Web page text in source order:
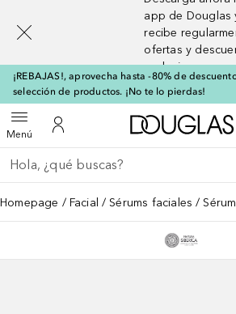
app de Douglas
recibe
ofertas y
exclusivos
¡REBAJAS!, aprovecha hasta -80% de
selección de productos. ¡No te lo pierdas!
MenúAbrir menúMi cuenta
Regresar
Ejecutar búsqueda
Homepage Facial Sérums faciales
[navigation.slideout.screenreader]